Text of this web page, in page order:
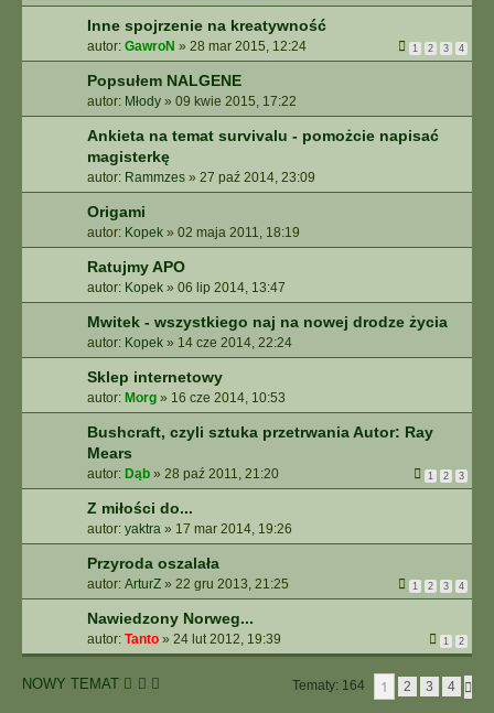
Inne spojrzenie na kreatywność
autor: GawroN » 28 mar 2015, 12:24 1 2 3 4
Popsułem NALGENE
autor: Młody » 09 kwie 2015, 17:22
Ankieta na temat survivalu - pomożcie napisać
magisterkę
autor: Rammzes » 27 paź 2014, 23:09
Origami
autor: Kopek » 02 maja 2011, 18:19
Ratujmy APO
autor: Kopek » 06 lip 2014, 13:47
Mwitek - wszystkiego naj na nowej drodze życia
autor: Kopek » 14 cze 2014, 22:24
Sklep internetowy
autor: Morg » 16 cze 2014, 10:53
Bushcraft, czyli sztuka przetrwania Autor: Ray
Mears
autor: Dąb » 28 paź 2011, 21:20 1 2 3
Z miłości do...
autor: yaktra » 17 mar 2014, 19:26
Przyroda oszalała
autor: ArturZ » 22 gru 2013, 21:25 1 2 3 4
Nawiedzony Norweg...
autor: Tanto » 24 lut 2012, 19:39 1 2
NOWY TEMAT Tematy: 164 1 2 3 4